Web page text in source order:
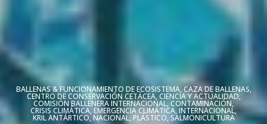
BALLENAS & FUNCIONAMIENTO DE ECOSISTEMA,CAZA DE BALLENAS,
CENTRO DE CONSERVACIÓN CETÁCEA,CIENCIA Y ACTUALIDAD,
COMISIÓN BALLENERA INTERNACIONAL,CONTAMINACIÓN,
CRISIS CLIMÁTICA,EMERGENCIA CLIMÁTICA,INTERNACIONAL,
KRIL ANTÁRTICO,NACIONAL,PLÁSTICO, SALMONICULTURA